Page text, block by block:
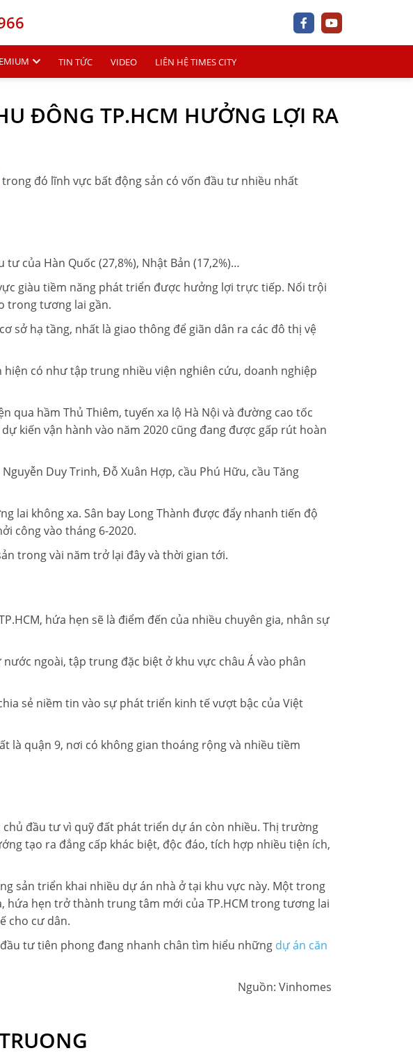
TIN TỨC VIDEO LIÊN HỆ TIMES CITY
ĐÔNG TP.HCM HƯỞNG LỢI RA
trong đó lĩnh vực bất động sản có vốn đầu tư nhiều nhất
của Hàn Quốc (27,8%), Nhật Bản (17,2%)…
giàu tiềm năng phát triển được hưởng lợi trực tiếp. Nổi trội
trong tương lai gần.
sở hạ tầng, nhất là giao thông để giãn dân ra các đô thị vệ
có như tập trung nhiều viện nghiên cứu, doanh nghiệp
hầm Thủ Thiêm, tuyến xa lộ Hà Nội và đường cao tốc
kiến vận hành vào năm 2020 cũng đang được gấp rút hoàn
Duy Trinh, Đỗ Xuân Hợp, cầu Phú Hữu, cầu Tăng
lai không xa. Sân bay Long Thành được đẩy nhanh tiến độ
công vào tháng 6-2020.
trong vài năm trở lại đây và thời gian tới.
hứa hẹn sẽ là điểm đến của nhiều chuyên gia, nhân sự
ngoài, tập trung đặc biệt ở khu vực châu Á vào phân
sẻ niềm tin vào sự phát triển kinh tế vượt bậc của Việt
là quận 9, nơi có không gian thoáng rộng và nhiều tiềm
đầu tư vì quỹ đất phát triển dự án còn nhiều. Thị trường
tạo ra đẳng cấp khác biệt, độc đáo, tích hợp nhiều tiện ích,
sản triển khai nhiều dự án nhà ở tại khu vực này. Một trong
hứa hẹn trở thành trung tâm mới của TP.HCM trong tương lai
cho cư dân.
tư tiên phong đang nhanh chân tìm hiểu những dự án căn
Nguồn: Vinhomes